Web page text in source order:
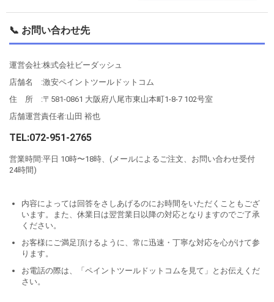
📞 お問い合わせ先
運営会社:株式会社ビーダッシュ
店舗名 :激安ペイントツールドットコム
住 所 :〒581-0861 大阪府八尾市東山本町1-8-7 102号室
店舗運営責任者:山田 裕也
TEL:072-951-2765
営業時間:平日 10時〜18時、(メールによるご注文、お問い合わせ受付
24時間)
内容によっては回答をさしあげるのにお時間をいただくこともござ
います。また、休業日は翌営業日以降の対応となりますのでご了承
ください。
お客様にご満足頂けるように、常に迅速・丁寧な対応を心がけて参
ります。
お電話の際は、「ペイントツールドットコムを見て」とお伝えくだ
さい。